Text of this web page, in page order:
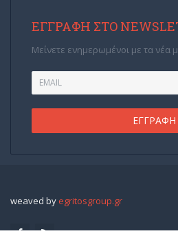
ΕΓΓΡΑΦΉ ΣΤΟ
Μείνετε ενημερωμένοι με τα νέα
weaved by egritosgroup.gr